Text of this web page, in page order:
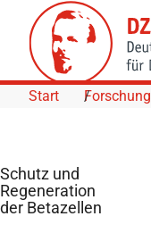
Skip to Content
Start Forschung
Schutz und
Regeneration
der Betazellen